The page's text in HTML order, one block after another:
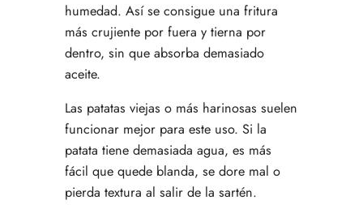
humedad. Así se consigue una fritura
más crujiente por fuera y tierna por
dentro, sin que absorba demasiado
aceite.
Las patatas viejas o más harinosas suelen
funcionar mejor para este uso. Si la
patata tiene demasiada agua, es más
fácil que quede blanda, se dore mal o
pierda textura al salir de la sartén.